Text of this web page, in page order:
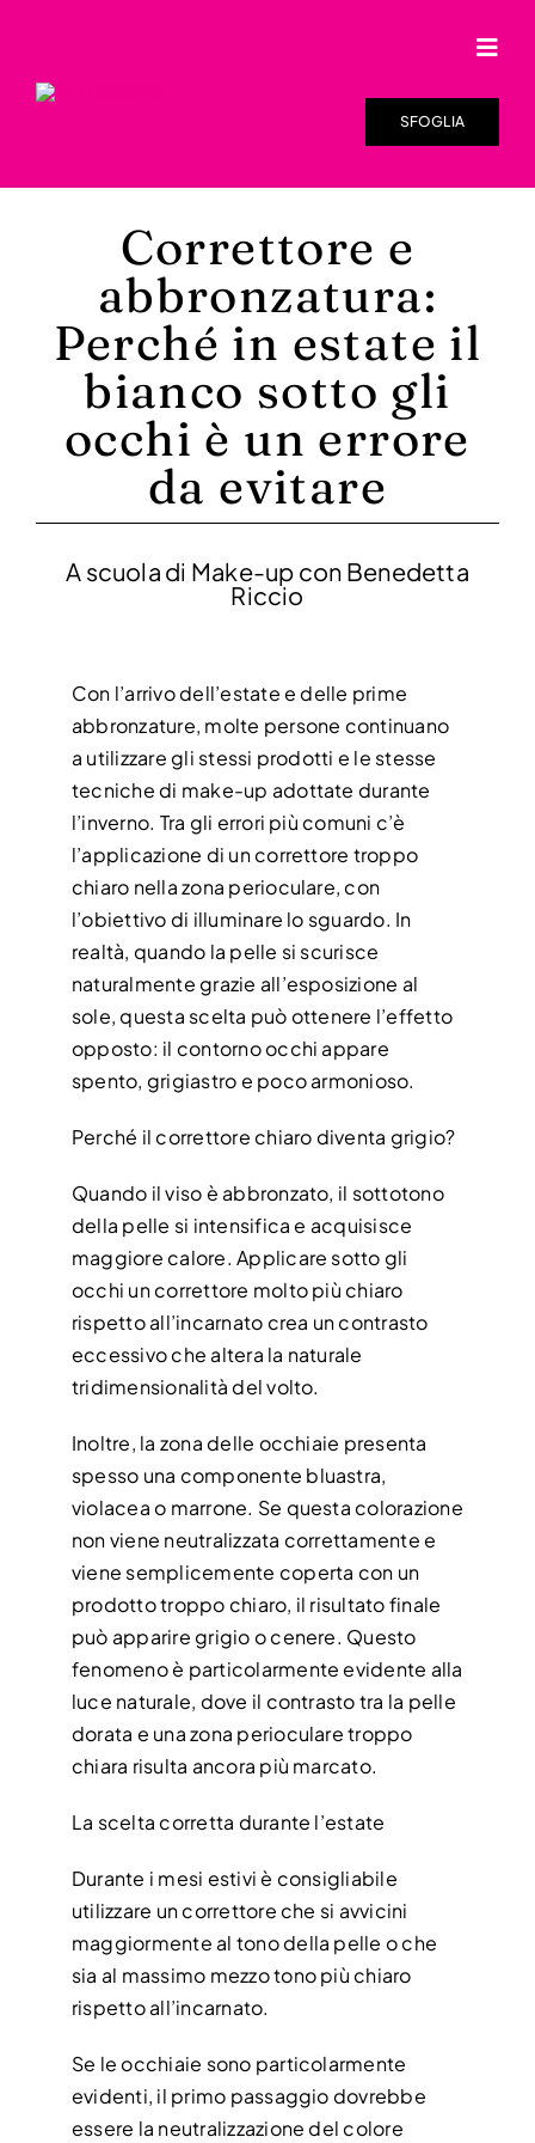
contenuto
SFOGLIA
Correttore e
abbronzatura:
Perché in estate il
bianco sotto gli
occhi è un errore
da evitare
A scuola di Make-up con Benedetta
Riccio
Con l’arrivo dell’estate e delle prime
abbronzature, molte persone continuano
a utilizzare gli stessi prodotti e le stesse
tecniche di make-up adottate durante
l’inverno. Tra gli errori più comuni c’è
l’applicazione di un correttore troppo
chiaro nella zona perioculare, con
l’obiettivo di illuminare lo sguardo. In
realtà, quando la pelle si scurisce
naturalmente grazie all’esposizione al
sole, questa scelta può ottenere l’effetto
opposto: il contorno occhi appare
spento, grigiastro e poco armonioso.
Perché il correttore chiaro diventa grigio?
Quando il viso è abbronzato, il sottotono
della pelle si intensifica e acquisisce
maggiore calore. Applicare sotto gli
occhi un correttore molto più chiaro
rispetto all’incarnato crea un contrasto
eccessivo che altera la naturale
tridimensionalità del volto.
Inoltre, la zona delle occhiaie presenta
spesso una componente bluastra,
violacea o marrone. Se questa colorazione
non viene neutralizzata correttamente e
viene semplicemente coperta con un
prodotto troppo chiaro, il risultato finale
può apparire grigio o cenere. Questo
fenomeno è particolarmente evidente alla
luce naturale, dove il contrasto tra la pelle
dorata e una zona perioculare troppo
chiara risulta ancora più marcato.
La scelta corretta durante l’estate
Durante i mesi estivi è consigliabile
utilizzare un correttore che si avvicini
maggiormente al tono della pelle o che
sia al massimo mezzo tono più chiaro
rispetto all’incarnato.
Se le occhiaie sono particolarmente
evidenti, il primo passaggio dovrebbe
essere la neutralizzazione del colore